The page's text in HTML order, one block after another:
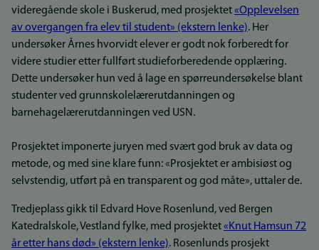
videregående skole i Buskerud, med prosjektet«Opplevelsen
av overgangen fra elev til student» (ekstern lenke). Her
undersøker Årnes hvorvidt elever er godt nok forberedt for
videre studier etter fullført studieforberedende opplæring.
Dette undersøker hun ved å lage en spørreundersøkelse blant
studenter ved grunnskolelærerutdanningen og
barnehagelærerutdanningen ved USN.
Prosjektet imponerte juryen med svært god bruk av data og
metode, og med sine klare funn: «Prosjektet er ambisiøst og
selvstendig, utført på en transparent og god måte», uttaler de.
Tredjeplass gikk til Edvard Hove Rosenlund, ved Bergen
Katedralskole, Vestland fylke, med prosjektet«Knut Hamsun 72
år etter hans død» (ekstern lenke). Rosenlunds prosjekt